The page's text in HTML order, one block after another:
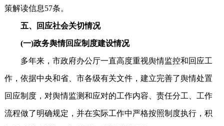
策解读信息57条。
五、回应社会关切情况
(一)政务舆情回应制度建设情况
多年来，市政府办公厅一直高度重视舆情监控和回应工
作，依据中央和省、市各级有关文件，建立完善了舆情处置
回应制度，对舆情监测和应对的工作内容、责任分工、工作
流程做了明确规定，并在实际工作中严格按照制度执行，积